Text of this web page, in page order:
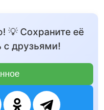
💡 Сохраните её
с друзьями!